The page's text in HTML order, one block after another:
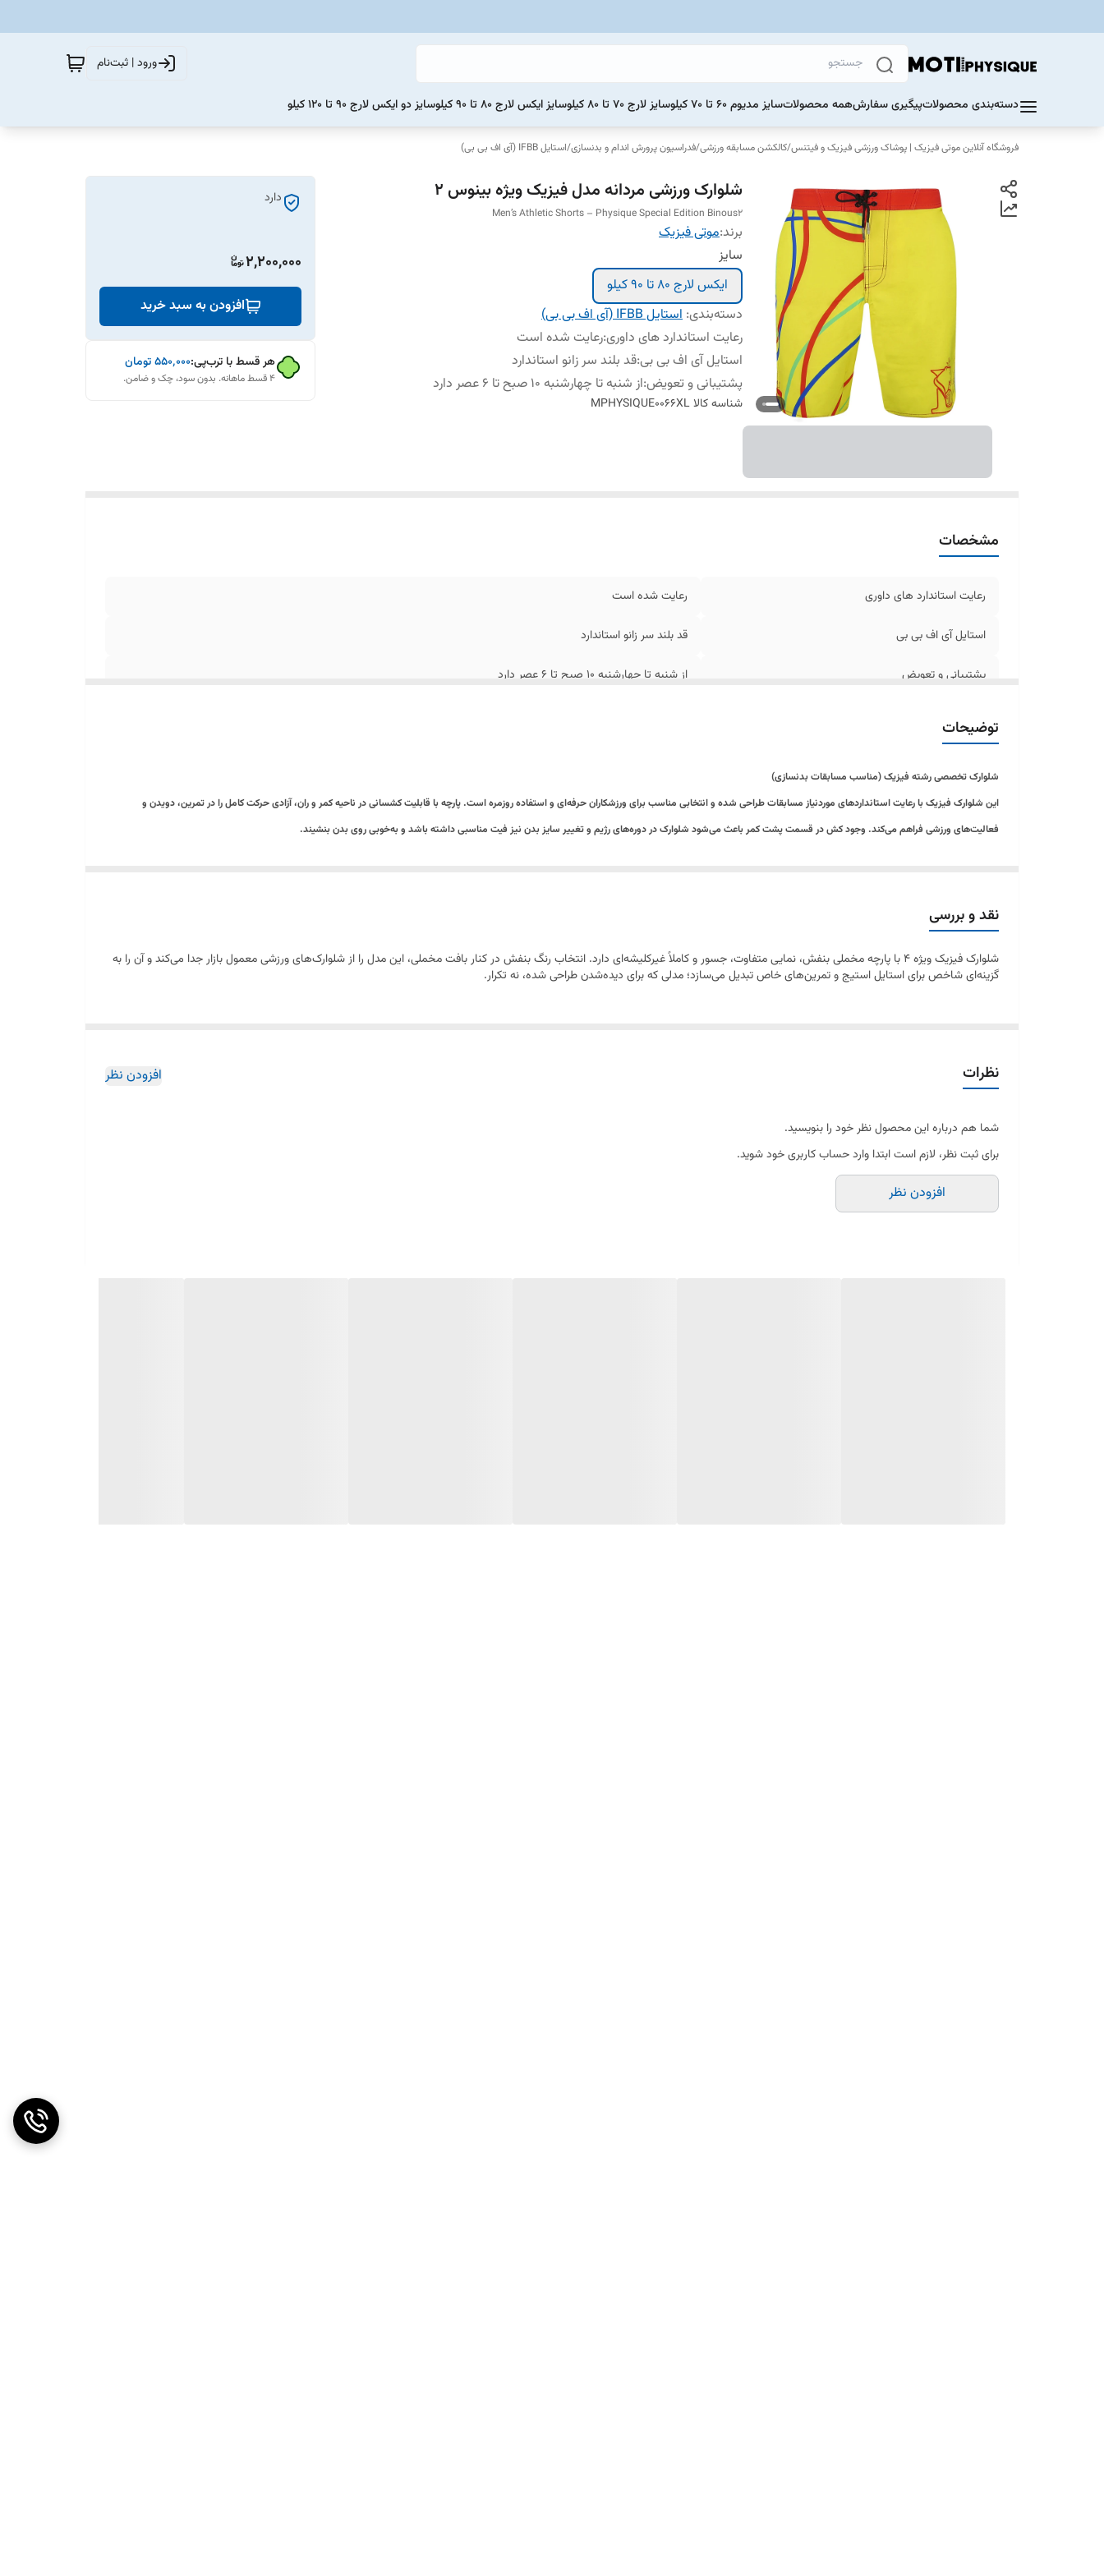
ورود | ثبت‌نام
دسته‌بندی محصولاتپیگیری سفارشهمه محصولاتسایز مدیوم 60 تا 70 کیلو سایز لارج 70 تا 80 کیلو سایز ایکس لارج 80 تا 90 کیلو سایز دو ایکس لارج 90 تا 120 کیلو
فروشگاه آنلاین موتی فیزیک | پوشاک ورزشی فیزیک و فیتنس/کالکشن مسابقه ورزشی/فدراسیون پرورش اندام و بدنسازی/استایل IFBB (آی اف بی بی)
شلوارک ورزشی مردانه مدل فیزیک ویژه بینوس 2
Men’s Athletic Shorts – Physique Special Edition Binous2
برند:موتی فیزیک
سایز
ایکس لارج 80 تا 90 کیلو
دسته‌بندی: استایل IFBB (آی اف بی بی)
رعایت استاندارد های داوری:رعایت شده است
استایل آی اف بی بی:قد بلند سر زانو استاندارد
پشتیبانی و تعویض:از شنبه تا چهارشنبه 10 صبح تا 6 عصر دارد
شناسه کالاMPHYSIQUE0066XL
دارد
2,200,000
افزودن به سبد خرید
هر قسط با ترب‌پی:۵۵۰٬۰۰۰تومان
۴ قسط ماهانه. بدون سود، چک و ضامن.
مشخصات
رعایت استاندارد های داوری رعایت شده است
استایل آی اف بی بی قد بلند سر زانو استاندارد
پشتیبانی و تعویض از شنبه تا چهارشنبه 10 صبح تا 6 عصر دارد
توضیحات
شلوارک تخصصی رشته فیزیک (مناسب مسابقات بدنسازی)
این شلوارک فیزیک با رعایت استانداردهای موردنیاز مسابقات طراحی شده و انتخابی مناسب برای ورزشکاران حرفه‌ای و استفاده روزمره است. پارچه با قابلیت کشسانی در ناحیه کمر و ران، آزادی حرکت کامل را در تمرین، دویدن و
فعالیت‌های ورزشی فراهم می‌کند. وجود کش در قسمت پشت کمر باعث می‌شود شلوارک در دوره‌های رژیم و تغییر سایز بدن نیز فیت مناسبی داشته باشد و به‌خوبی روی بدن بنشیند.
طراحی‌شده مطابق استانداردهای مسابقات و صحنه
قد بلند استاندارد تا سر زانو و قواره آزاد
نقد و بررسی
شلوارک فیزیک ویژه ۴ با پارچه مخملی بنفش، نمایی متفاوت، جسور و کاملاً غیرکلیشه‌ای دارد. انتخاب رنگ بنفش در کنار بافت مخملی، این مدل را از شلوارک‌های ورزشی معمول بازار جدا می‌کند و آن را به
گزینه‌ای شاخص برای استایل استیج و تمرین‌های خاص تبدیل می‌سازد؛ مدلی که برای دیده‌شدن طراحی شده، نه تکرار.
نظرات افزودن نظر
شما هم درباره این محصول نظر خود را بنویسید.
برای ثبت نظر، لازم است ابتدا وارد حساب کاربری خود شوید.
افزودن نظر